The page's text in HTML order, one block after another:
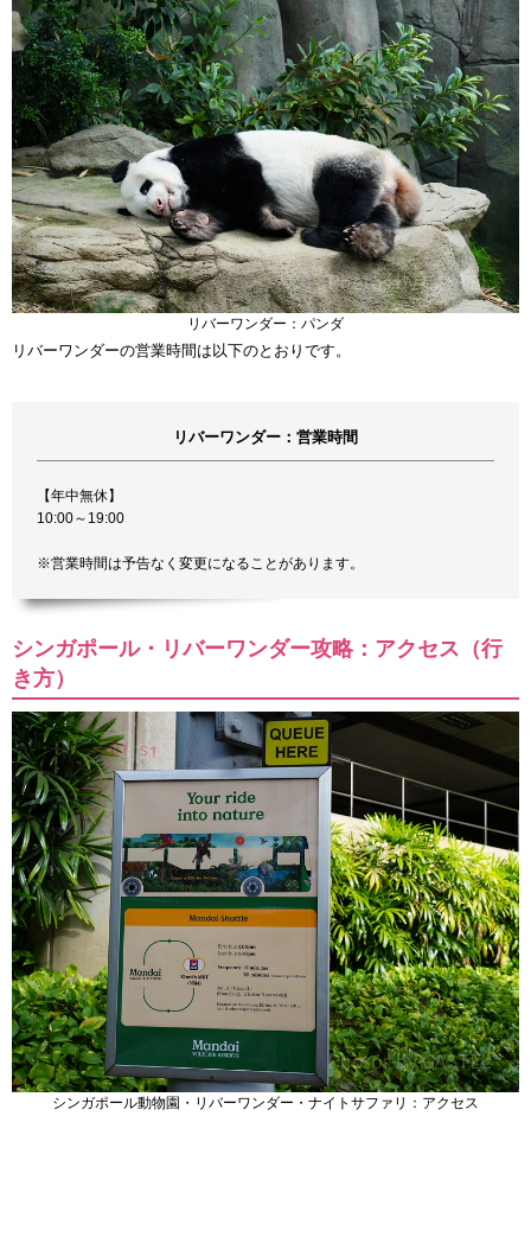
リバーワンダー：パンダ
リバーワンダーの営業時間は以下のとおりです。
リバーワンダー：営業時間
【年中無休】
10:00～19:00
※営業時間は予告なく変更になることがあります。
シンガポール・リバーワンダー攻略：アクセス（行
き方）
シンガポール動物園・リバーワンダー・ナイトサファリ：アクセス